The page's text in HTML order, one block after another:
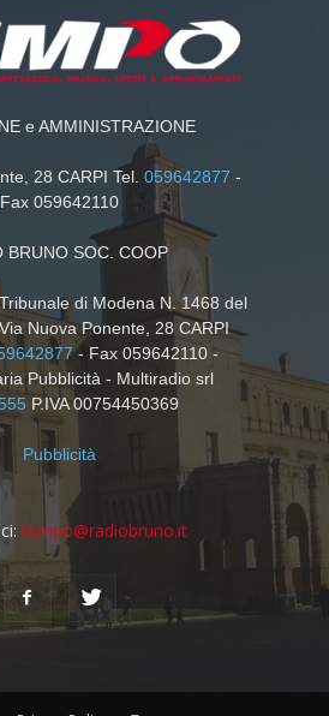
e AMMINISTRAZIONE
28 CARPI Tel.059642877 -
Fax 059642110
BRUNO SOC. COOP
di Modena N. 1468 del
Nuova Ponente, 28 CARPI
- Fax 059642110 -
Pubblicità - Multiradio srl
P.IVA 00754450369
Pubblicità
tempo@radiobruno.it